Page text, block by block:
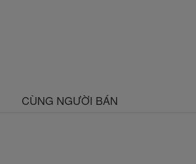
CÙNG NGƯỜI BÁN